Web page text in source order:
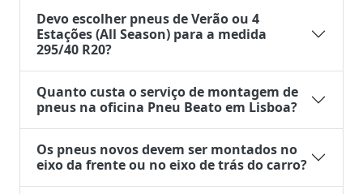
Devo escolher pneus de Verão ou 4
Estações (All Season) para a medida
295/40 R20?
Quanto custa o serviço de montagem de
pneus na oficina Pneu Beato em Lisboa?
Os pneus novos devem ser montados no
eixo da frente ou no eixo de trás do carro?